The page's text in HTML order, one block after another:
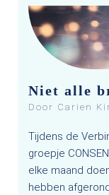
Niet alle
Door Carien
Tijdens de
groepje
elke maand
hebben